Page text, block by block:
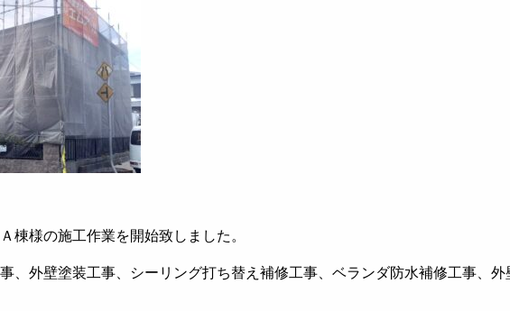
棟様の施工作業を開始致しました。
、外壁塗装工事、シーリング打ち替え補修工事、ベランダ防水補修工事、外